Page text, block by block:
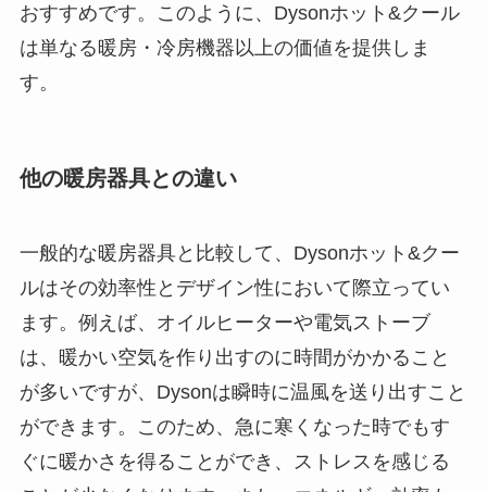
おすすめです。このように、Dysonホット&クール
は単なる暖房・冷房機器以上の価値を提供しま
す。
他の暖房器具との違い
一般的な暖房器具と比較して、Dysonホット&クー
ルはその効率性とデザイン性において際立ってい
ます。例えば、オイルヒーターや電気ストーブ
は、暖かい空気を作り出すのに時間がかかること
が多いですが、Dysonは瞬時に温風を送り出すこと
ができます。このため、急に寒くなった時でもす
ぐに暖かさを得ることができ、ストレスを感じる